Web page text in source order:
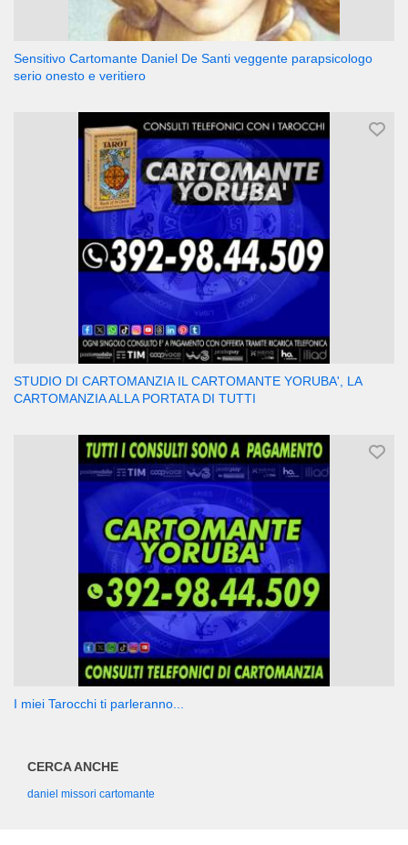
Sensitivo Cartomante Daniel De Santi veggente parapsicologo
serio onesto e veritiero
STUDIO DI CARTOMANZIA IL CARTOMANTE YORUBA', LA
CARTOMANZIA ALLA PORTATA DI TUTTI
I miei Tarocchi ti parleranno...
CERCA ANCHE
daniel missori cartomante